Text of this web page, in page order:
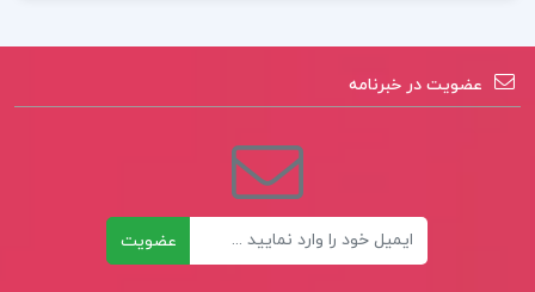
عضویت در خبرنامه
عضویت